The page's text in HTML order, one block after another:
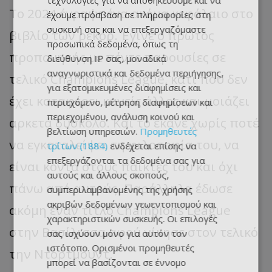
Το 2024 έγραψε ένα ακόμα κεφάλαιο στο
βιβλίο των ρεκόρ. Έγινε ο πρώτος
προπονητής με πέντε παρουσίες σε
τελικό Champions League, κάτι που δεν
έχει καταφέρει κανείς άλλος και μοιάζει
αρκετά δύσκολο. Και το έκανε χωρίς ποτέ
να εγκαταλείψει τη φιλοσοφία του, να
είναι κοντά στους παίκτες του και όχι
πάνω από αυτούς. Παράλληλα έδωσε
ακόμη έναν τίτλο Champions League
στην Βασίλισσα αφού νίκησε στον τελικό
την Ντόρτμουντ.
έχουμε πρόσβαση σε πληροφορίες στη
συσκευή σας και να επεξεργαζόμαστε
προσωπικά δεδομένα, όπως τη
διεύθυνση IP σας, μοναδικά
αναγνωριστικά και δεδομένα περιήγησης,
για εξατομικευμένες διαφημίσεις και
περιεχόμενο, μέτρηση διαφημίσεων και
περιεχομένου, ανάλυση κοινού και
βελτίωση υπηρεσιών. Προμηθευτές
τρίτων (1884) ενδέχεται επίσης να
επεξεργάζονται τα δεδομένα σας για
αυτούς και άλλους σκοπούς,
συμπεριλαμβανομένης της χρήσης
ακριβών δεδομένων γεωεντοπισμού και
χαρακτηριστικών συσκευής. Οι επιλογές
σας ισχύουν μόνο για αυτόν τον
ιστότοπο. Ορισμένοι προμηθευτές
μπορεί να βασίζονται σε έννομο